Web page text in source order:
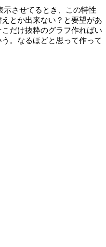
示させてるとき、この特性
とか出来ない？と要望があ
だけ抜粋のグラフ作ればい
。なるほどと思って作って